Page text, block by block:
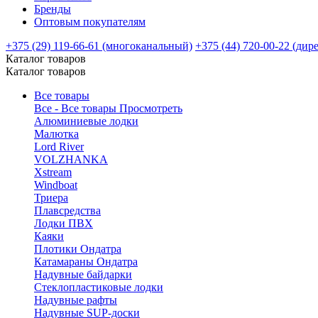
Бренды
Оптовым покупателям
+375 (29) 119-66-61 (многоканальный) +375 (44) 720-00-22
Каталог товаров
Каталог товаров
Все товары
Все - Все товары Просмотреть
Алюминиевые лодки
Малютка
Lord River
VOLZHANKA
Xstream
Windboat
Триера
Плавсредства
Лодки ПВХ
Каяки
Плотики Ондатра
Катамараны Ондатра
Надувные байдарки
Стеклопластиковые лодки
Надувные рафты
Надувные SUP-доски